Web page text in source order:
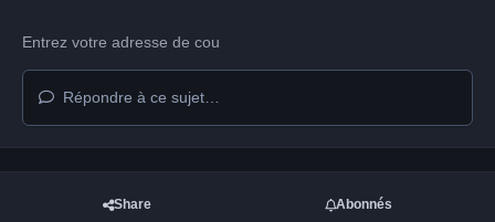
Répondre à ce sujet…
Share Abonnés